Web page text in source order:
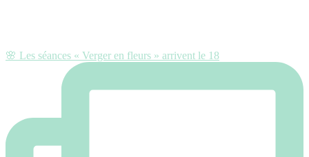
🌸 Les séances « Verger en fleurs » arrivent le 18